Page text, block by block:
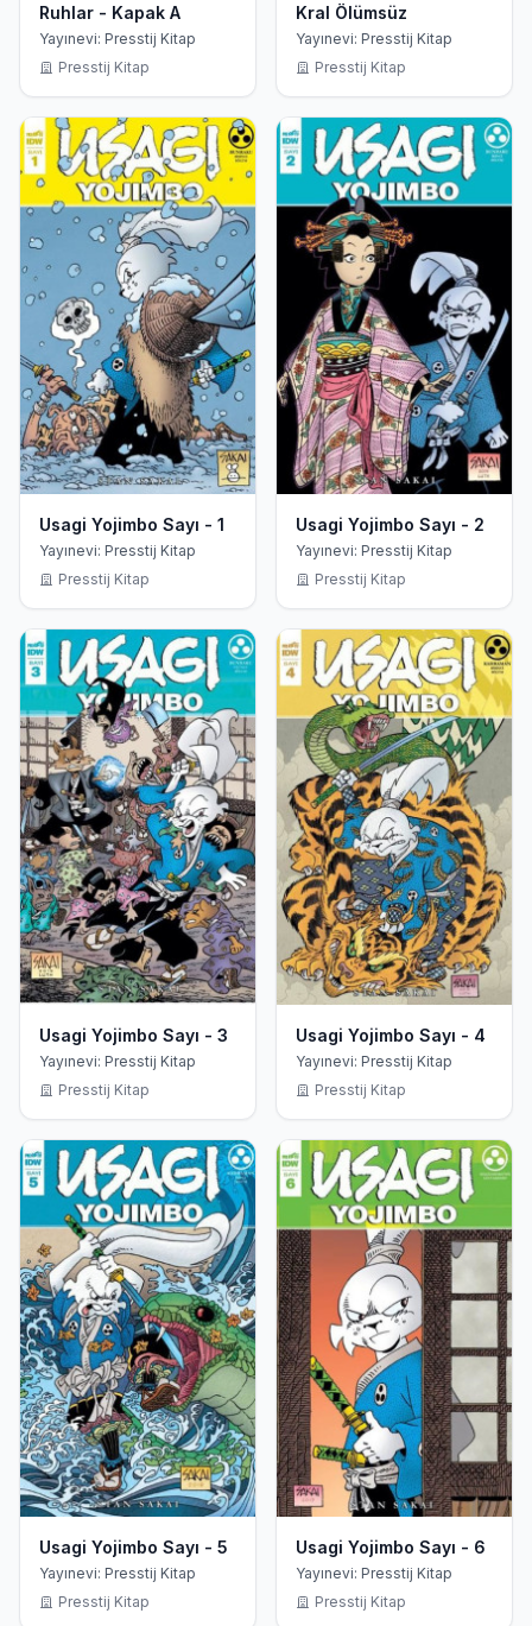
Ruhlar - Kapak A
Yayınevi: Presstij Kitap
Presstij Kitap
Kral Ölümsüz
Yayınevi: Presstij Kitap
Presstij Kitap
Usagi Yojimbo Sayı - 1
Yayınevi: Presstij Kitap
Presstij Kitap
Usagi Yojimbo Sayı - 2
Yayınevi: Presstij Kitap
Presstij Kitap
Usagi Yojimbo Sayı - 3
Yayınevi: Presstij Kitap
Presstij Kitap
Usagi Yojimbo Sayı - 4
Yayınevi: Presstij Kitap
Presstij Kitap
Usagi Yojimbo Sayı - 5
Yayınevi: Presstij Kitap
Presstij Kitap
Usagi Yojimbo Sayı - 6
Yayınevi: Presstij Kitap
Presstij Kitap